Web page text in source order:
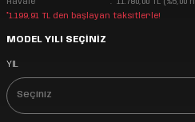
*1.199,91 TL den başlayan taksitlerle!
MODEL YILI SEÇİNİZ
YIL